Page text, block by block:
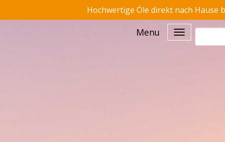
Hochwertige Öle direkt nach Hause
Menu